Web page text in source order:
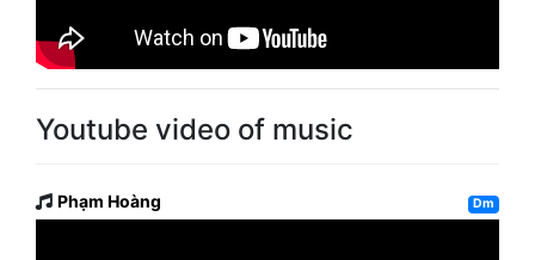
Youtube video of music
Phạm Hoàng Dm